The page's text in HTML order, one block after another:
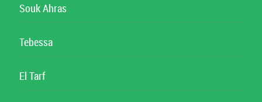
Souk Ahras
Tebessa
El Tarf